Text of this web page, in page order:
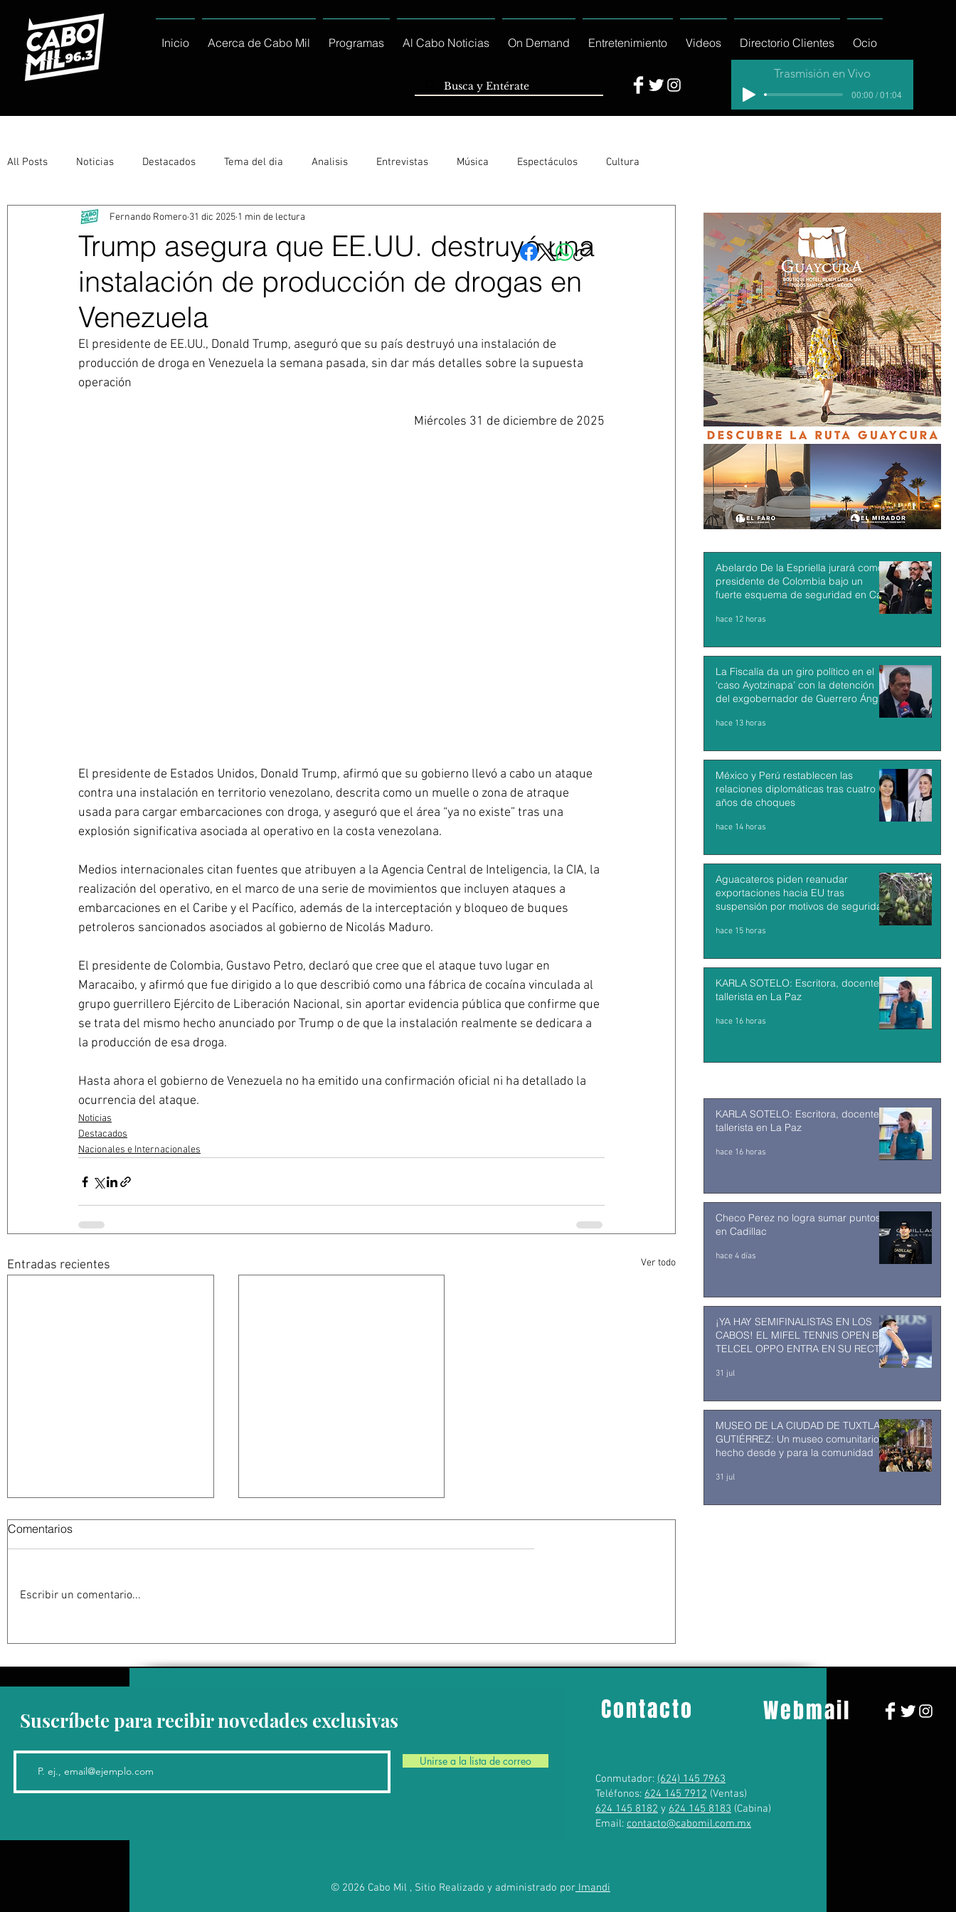
Inicio Acerca de Cabo Mil Programas Al Cabo Noticias On Demand Entretenimiento Videos Directorio Clientes Ocio
Trasmisión en Vivo
00:00 / 01:04
All Posts Noticias Destacados Tema del dia Analisis Entrevistas Música Espectáculos Cultura
Entérate Deportes La buena del día
Ayuntamiento de Los Cabos Informa Nacionales e Internacionales Columnas Locales Los Cabos
Trump asegura que EE.UU. destruyó una
instalación de producción de drogas en
Venezuela
Fernando Romero 31 dic 2025 1 min de lectura
El presidente de EE.UU., Donald Trump, aseguró que su país destruyó una instalación de
producción de droga en Venezuela la semana pasada, sin dar más detalles sobre la supuesta
operación
Miércoles 31 de diciembre de 2025
El presidente de Estados Unidos, Donald Trump, afirmó que su gobierno llevó a cabo un ataque
contra una instalación en territorio venezolano, descrita como un muelle o zona de atraque
usada para cargar embarcaciones con droga, y aseguró que el área “ya no existe” tras una
explosión significativa asociada al operativo en la costa venezolana.
Medios internacionales citan fuentes que atribuyen a la Agencia Central de Inteligencia, la CIA, la
realización del operativo, en el marco de una serie de movimientos que incluyen ataques a
embarcaciones en el Caribe y el Pacífico, además de la interceptación y bloqueo de buques
petroleros sancionados asociados al gobierno de Nicolás Maduro.
El presidente de Colombia, Gustavo Petro, declaró que cree que el ataque tuvo lugar en
Maracaibo, y afirmó que fue dirigido a lo que describió como una fábrica de cocaína vinculada al
grupo guerrillero Ejército de Liberación Nacional, sin aportar evidencia pública que confirme que
se trata del mismo hecho anunciado por Trump o de que la instalación realmente se dedicara a
la producción de esa droga.
Hasta ahora el gobierno de Venezuela no ha emitido una confirmación oficial ni ha detallado la
ocurrencia del ataque.
Noticias
Destacados
Nacionales e Internacionales
Entradas recientes Ver todo
Colombia bajo un fuerte
esquema de seguridad en
detención del exgobernador
Comentarios
Escribir un comentario...
Abelardo De la Espriella jurará como
presidente de Colombia bajo un
fuerte esquema de seguridad en Cali
hace 12 horas
La Fiscalía da un giro político en el
‘caso Ayotzinapa’ con la detención
del exgobernador de Guerrero Ángel
hace 13 horas
México y Perú restablecen las
relaciones diplomáticas tras cuatro
años de choques
hace 14 horas
Aguacateros piden reanudar
exportaciones hacia EU tras
suspensión por motivos de seguridad
hace 15 horas
KARLA SOTELO: Escritora, docente y
tallerista en La Paz
hace 16 horas
KARLA SOTELO: Escritora, docente y
tallerista en La Paz
hace 16 horas
Checo Perez no logra sumar puntos
en Cadillac
hace 4 días
¡YA HAY SEMIFINALISTAS EN LOS
CABOS! EL MIFEL TENNIS OPEN BY
TELCEL OPPO ENTRA EN SU RECTA
31 jul
MUSEO DE LA CIUDAD DE TUXTLA
GUTIÉRREZ: Un museo comunitario
hecho desde y para la comunidad
31 jul
Suscríbete para recibir novedades exclusivas
Unirse a la lista de correo
Contacto Webmail
Conmutador: (624) 145 7963
Teléfonos: 624 145 7912 (Ventas)
624 145 8182 y 624 145 8183 (Cabina)
Email: contacto@cabomil.com.mx
© 2026 Cabo Mil , Sitio Realizado y administrado por Imandi